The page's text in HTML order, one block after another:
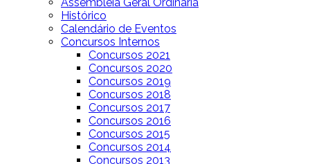
Histórico
Calendário de Eventos
Concursos Internos
Concursos 2021
Concursos 2020
Concursos 2019
Concursos 2018
Concursos 2017
Concursos 2016
Concursos 2015
Concursos 2014
Concursos 2013